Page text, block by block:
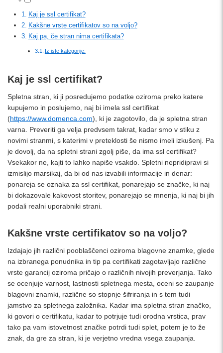
Kaj je ssl certifikat?
Kakšne vrste certifikatov so na voljo?
Kaj pa, če stran nima certifikata?
Iz iste kategorije:
Kaj je ssl certifikat?
Spletna stran, ki ji posredujemo podatke oziroma preko katere
kupujemo in poslujemo, naj bi imela ssl certifikat
(https://www.domenca.com), ki je zagotovilo, da je spletna stran
varna. Preveriti ga velja predvsem takrat, kadar smo v stiku z
novimi stranmi, s katerimi v preteklosti še nismo imeli izkušenj. Pa
je dovolj, da na spletni strani zgolj piše, da ima ssl certifikat?
Vsekakor ne, kajti to lahko napiše vsakdo. Spletni nepridipravi si
izmislijo marsikaj, da bi od nas izvabili informacije in denar:
ponareja se oznaka za ssl certifikat, ponarejajo se značke, ki naj
bi dokazovale kakovost storitev, ponarejajo se mnenja, ki naj bi jih
podali realni uporabniki strani.
Kakšne vrste certifikatov so na voljo?
Izdajajo jih različni pooblaščenci oziroma blagovne znamke, glede
na izbranega ponudnika in tip pa certifikati zagotavljajo različne
vrste garancij oziroma pričajo o različnih nivojih preverjanja. Tako
se ocenjuje varnost, lastnosti spletnega mesta, oceni se zaupanje
blagovni znamki, različne so stopnje šifriranja in s tem tudi
jamstvo za spletnega založnika. Kadar ima spletna stran značko,
ki govori o certifikatu, kadar to potrjuje tudi orodna vrstica, prav
tako pa vam istovetnost značke potrdi tudi splet, potem je to že
znak, da gre za stran, ki je verjetno vredna vsega zaupanja.